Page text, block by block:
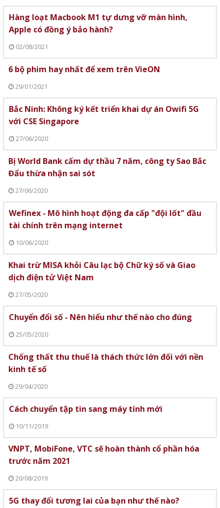
Hàng loạt Macbook M1 tự dưng vỡ màn hình,
Apple có đồng ý bảo hành?
02/08/2021
6 bộ phim hay nhất để xem trên VieON
29/01/2021
Bắc Ninh: Không ký kết triển khai dự án Owifi 5G
với CSE Singapore
27/06/2020
Bị World Bank cấm dự thầu 7 năm, công ty Sao Bắc
Đẩu thừa nhận sai sót
27/06/2020
Wefinex - Mô hình hoạt động đa cấp "đội lốt" đầu
tài chính trên mạng internet
10/06/2020
Khai trừ MISA khỏi Câu lạc bộ Chữ ký số và Giao
dịch điện tử Việt Nam
27/05/2020
Chuyển đổi số - Nên hiểu như thế nào cho đúng
25/05/2020
Chống thất thu thuế là thách thức lớn đối với nền
kinh tế số
29/04/2020
Cách chuyển tập tin sang máy tính mới
10/11/2019
VNPT, MobiFone, VTC sẽ hoàn thành cổ phần hóa
trước năm 2021
20/08/2019
5G thay đổi tương lai của bạn như thế nào?